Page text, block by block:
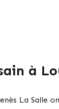
à
La Salle